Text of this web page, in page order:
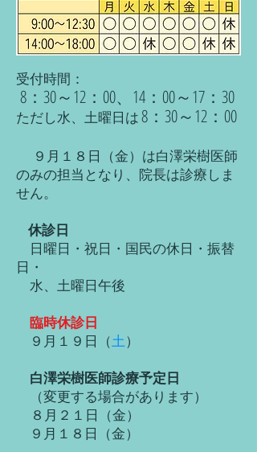
受付時間：
8：30～12：00、14：00～17：30
ただし水、土曜日は8：30～12：00
９月１８日（金）は白澤栄樹医師
のみの担当となり、院長は診療しま
せん。
休診日
日曜日・祝日・国民の休日・振替
日​・
水、土曜日午後
臨時休診日
９月１９日（土）
白澤栄樹医師診療予定日
（変更する場合があります）
８月２１日（金）
９月１８日（金）